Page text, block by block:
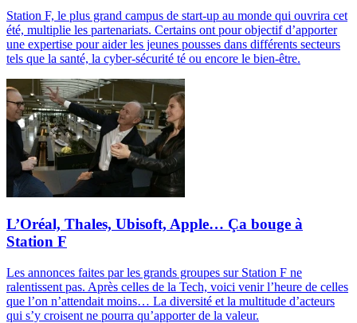
Station F, le plus grand campus de start-up au monde qui ouvrira cet
été, multiplie les partenariats. Certains ont pour objectif d’apporter
une expertise pour aider les jeunes pousses dans différents secteurs
tels que la santé, la cyber-sécurité té ou encore le bien-être.
L’Oréal, Thales, Ubisoft, Apple… Ça bouge à
Station F
Les annonces faites par les grands groupes sur Station F ne
ralentissent pas. Après celles de la Tech, voici venir l’heure de celles
que l’on n’attendait moins… La diversité et la multitude d’acteurs
qui s’y croisent ne pourra qu’apporter de la valeur.